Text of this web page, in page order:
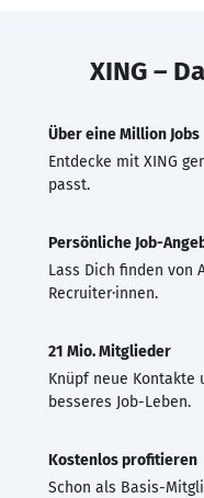
XING –
Über eine Million Jobs
Entdecke mit XING
passt.
Persönliche Job-
Lass Dich finden von
Recruiter·innen.
21 Mio. Mitglieder
Knüpf neue
besseres Job-Leben.
Kostenlos profitieren
Schon als Basis-